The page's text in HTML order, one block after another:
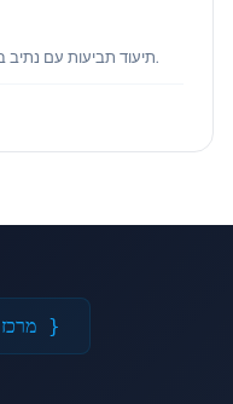
תיעוד תביעות עם נתיב ביקורת מלא לביקורות רגולטוריות וסקירות.
{ API מרכז ביקורת }